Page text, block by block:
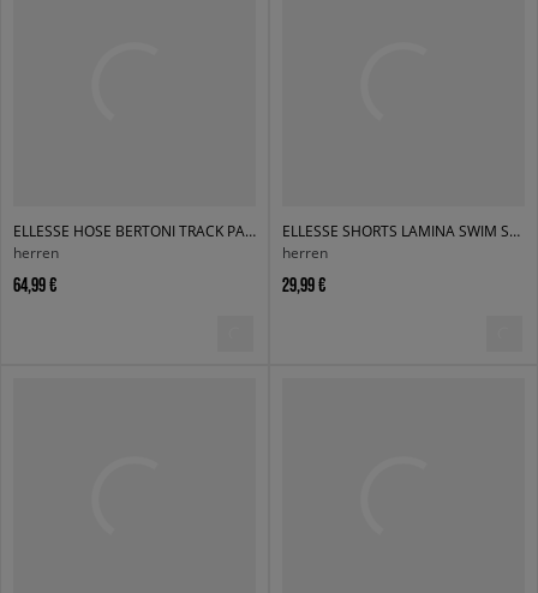
ELLESSE HOSE BERTONI TRACK PANT NAVY
herren
64,99 €
ELLESSE SHORTS LAMINA SWIM SHORT BLK
herren
29,99 €